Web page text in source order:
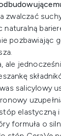
zwalczać
naturalną
ale
salicylowy
elastyczną
formuła o